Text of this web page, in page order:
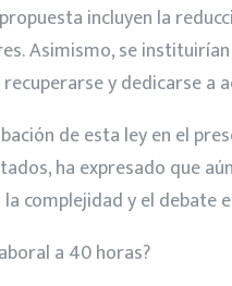
incluyen la
Asimismo, se
y dedicarse a
de esta ley en el
ha expresado que
complejidad y el debate
a 40 horas?